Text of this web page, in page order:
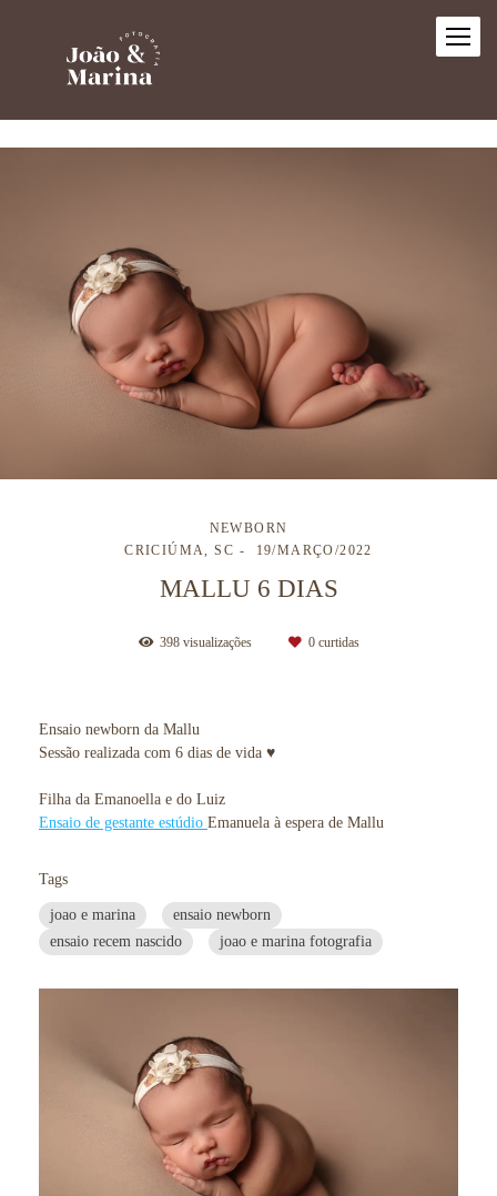
NEWBORN
CRICIÚMA, SC
19/MARÇO/2022
MALLU 6 DIAS
398visualizações 0curtidas
Ensaio newborn da Mallu
Sessão realizada com 6 dias de vida ♥
Filha da Emanoella e do Luiz
Ensaio de gestante estúdio Emanuela à espera de Mallu
Tags
joao e marina
ensaio newborn
ensaio recem nascido
joao e marina fotografia